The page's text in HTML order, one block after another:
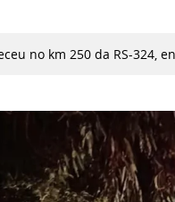
no km 250 da RS-324,